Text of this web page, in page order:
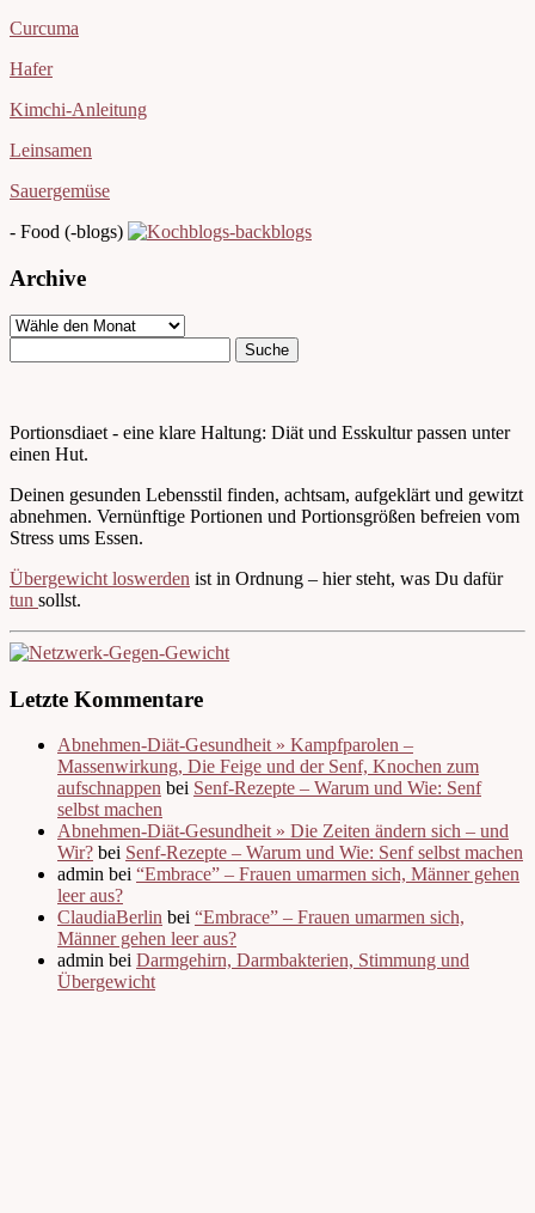
Curcuma
Hafer
Kimchi-Anleitung
Leinsamen
Sauergemüse
- Food (-blogs)
Archive
Portionsdiaet - eine klare Haltung: Diät und Esskultur passen unter
einen Hut.
Deinen gesunden Lebensstil finden, achtsam, aufgeklärt und gewitzt
abnehmen. Vernünftige Portionen und Portionsgrößen befreien vom
Stress ums Essen.
Übergewicht loswerden ist in Ordnung – hier steht, was Du dafür
tun sollst.
Letzte Kommentare
Abnehmen-Diät-Gesundheit » Kampfparolen –
Massenwirkung, Die Feige und der Senf, Knochen zum
aufschnappen bei Senf-Rezepte – Warum und Wie: Senf
selbst machen
Abnehmen-Diät-Gesundheit » Die Zeiten ändern sich – und
Wir? bei Senf-Rezepte – Warum und Wie: Senf selbst machen
admin bei “Embrace” – Frauen umarmen sich, Männer gehen
leer aus?
ClaudiaBerlin bei “Embrace” – Frauen umarmen sich,
Männer gehen leer aus?
admin bei Darmgehirn, Darmbakterien, Stimmung und
Übergewicht